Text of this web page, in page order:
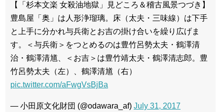
【「杉本文楽 女殺油地獄」見どころ＆稽古風景つづき】
豊島屋「奥」は人形浄瑠璃。床（太夫・三味線）は下手
と上手に分かれ与兵衛とお吉の掛け合いを繰り広げま
す。＜与兵衛＞をつとめるのは豊竹呂勢太夫・鶴澤清
治・鶴澤清馗、＜お吉＞は豊竹靖太夫・鶴澤清志郎。豊
竹呂勢太夫（左）、鶴澤清馗（右）
pic.twitter.com/aFwgVsBjBa
— 小田原文化財団 (@odawara_af) July 31, 2017